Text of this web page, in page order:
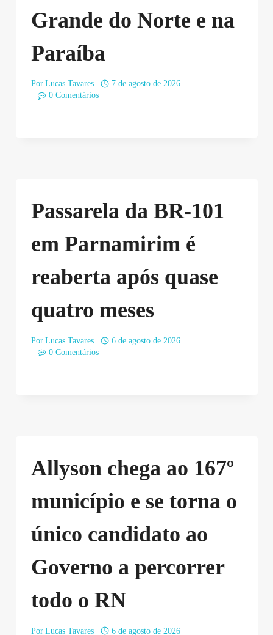
Grande do Norte e na
Paraíba
Por Lucas Tavares
7 de agosto de 2026
0 Comentários
Passarela da BR-101
em Parnamirim é
reaberta após quase
quatro meses
Por Lucas Tavares
6 de agosto de 2026
0 Comentários
Allyson chega ao 167º
município e se torna o
único candidato ao
Governo a percorrer
todo o RN
Por Lucas Tavares
6 de agosto de 2026